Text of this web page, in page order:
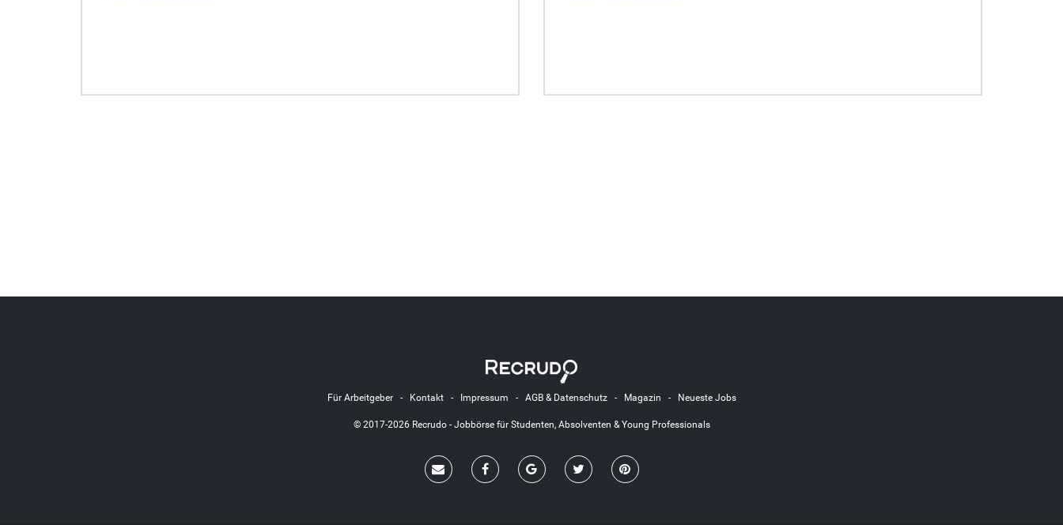
Für Arbeitgeber- Kontakt- Impressum - AGB & Datenschutz- Magazin - Neueste Jobs
© 2017-2026 Recrudo - Jobbörse für Studenten, Absolventen & Young Professionals